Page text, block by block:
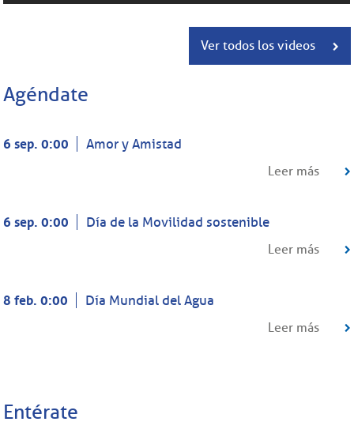
Ver todos los videos
Agéndate
6 sep. 0:00 Amor y Amistad
Leer más
6 sep. 0:00 Día de la Movilidad sostenible
Leer más
8 feb. 0:00 Día Mundial del Agua
Leer más
Entérate